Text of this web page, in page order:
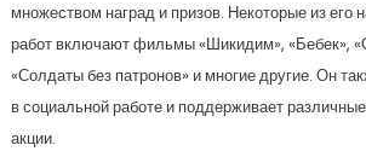
множеством наград и призов. Некоторые из его
работ включают фильмы «Шикидим», «Бебек»,
«Солдаты без патронов» и многие другие. Он
в социальной работе и поддерживает
акции.